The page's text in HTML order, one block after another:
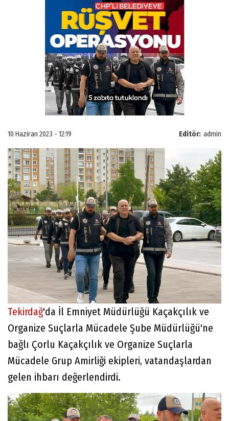
Editör: admin
10 Haziran 2023 - 12:19
Tekirdağ'da İl Emniyet Müdürlüğü Kaçakçılık ve
Organize Suçlarla Mücadele Şube Müdürlüğü'ne
bağlı Çorlu Kaçakçılık ve Organize Suçlarla
Mücadele Grup Amirliği ekipleri, vatandaşlardan
gelen ihbarı değerlendirdi.